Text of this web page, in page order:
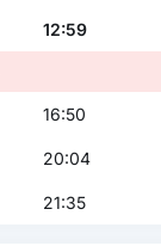
12:59
16:50
20:04
21:35